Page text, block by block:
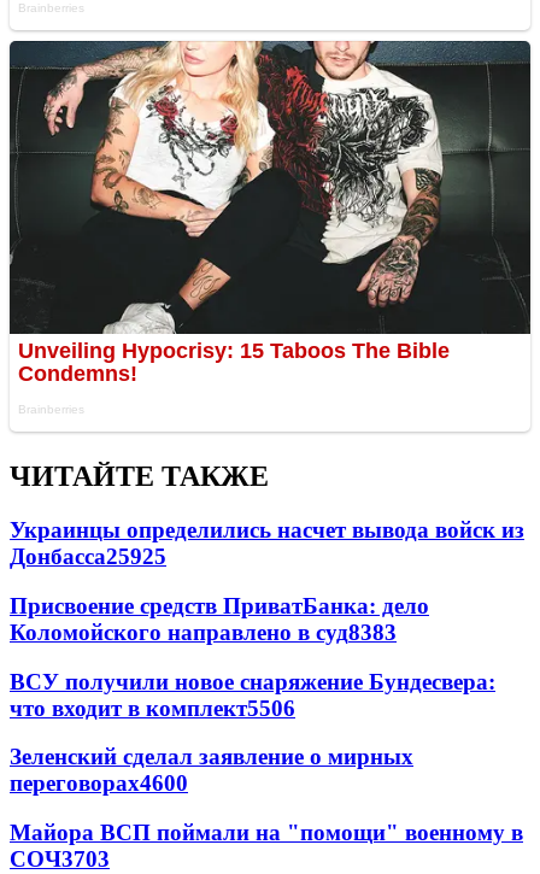
ЧИТАЙТЕ ТАКЖЕ
Украинцы определились насчет вывода войск из
Донбасса25925
Присвоение средств ПриватБанка: дело
Коломойского направлено в суд8383
ВСУ получили новое снаряжение Бундесвера:
что входит в комплект5506
Зеленский сделал заявление о мирных
переговорах4600
Майора ВСП поймали на "помощи" военному в
СОЧ3703